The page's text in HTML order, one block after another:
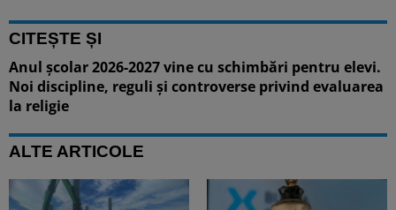
CITEȘTE ȘI
Anul școlar 2026-2027 vine cu schimbări pentru elevi.
Noi discipline, reguli și controverse privind evaluarea
la religie
ALTE ARTICOLE